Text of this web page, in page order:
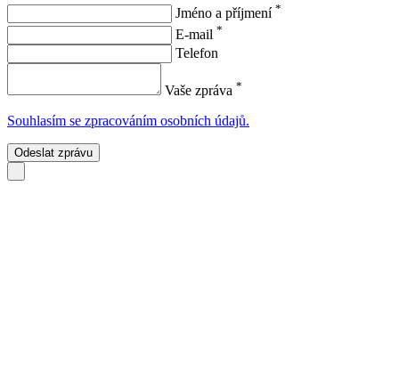
Jméno a příjmení *
E-mail *
Telefon
Vaše zpráva *
Souhlasím se zpracováním osobních údajů.